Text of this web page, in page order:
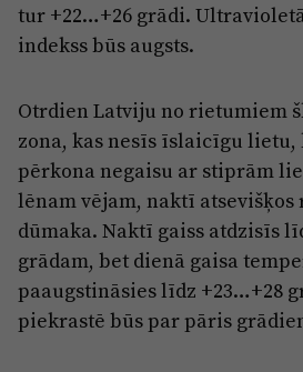
tur +22…+26 grādi.
indekss būs augsts.
Otrdien Latviju no rietumiem
zona, kas nesīs īslaicīgu
pērkona negaisu ar stiprām
lēnam vējam, naktī atsevišķos
dūmaka. Naktī gaiss atdzisīs
grādam, bet dienā gaisa
paaugstināsies līdz +23…+28
piekrastē būs par pāris